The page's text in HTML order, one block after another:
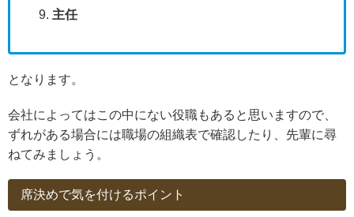
主任
となります。
会社によってはこの中にない役職もあると思いますので、
ずれがある場合には職場の組織表で確認したり、先輩に尋
ねてみましょう。
席決めで気を付けるポイント